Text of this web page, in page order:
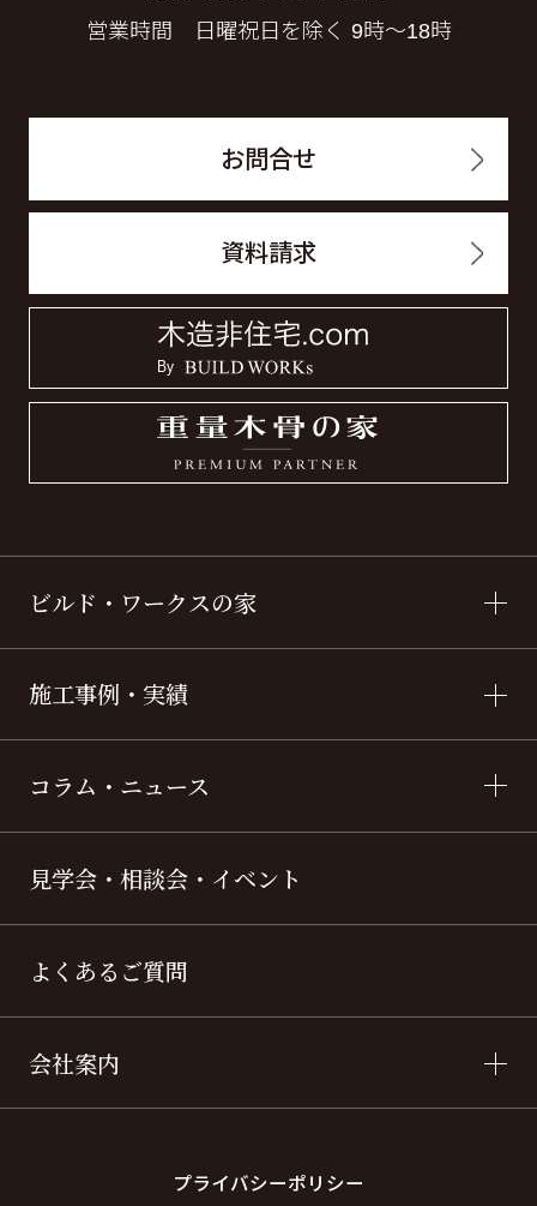
営業時間 日曜祝日を除く 9時～18時
お問合せ
資料請求
ビルド・ワークスの家
施工事例・実績
コラム・ニュース
見学会・相談会・イベント
よくあるご質問
会社案内
プライバシーポリシー